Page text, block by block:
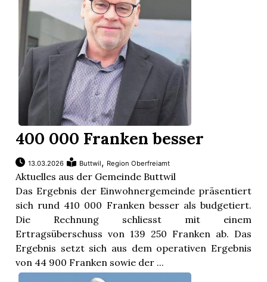
400 000 Franken besser
13.03.2026 Buttwil, Region Oberfreiamt
Aktuelles aus der Gemeinde Buttwil
Das Ergebnis der Einwohnergemeinde präsentiert
sich rund 410 000 Franken besser als budgetiert.
Die Rechnung schliesst mit einem
Ertragsüberschuss von 139 250 Franken ab. Das
Ergebnis setzt sich aus dem operativen Ergebnis
von 44 900 Franken sowie der ...